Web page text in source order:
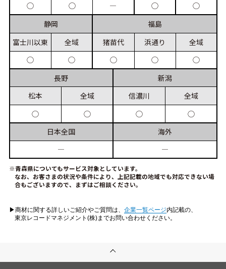
◯
◯
―
◯
◯
静岡
富士川以東
◯
全域
◯
福島
猪苗代
◯
浜通り
◯
全域
◯
長野
松本
◯
全域
◯
新潟
信濃川
◯
全域
◯
日本全国
―
海外
―
※青森県についてもサービス対象としています。
なお、お客さまの状況や条件により、上記記載の地域でも対応できない場
合もございますので、まずはご相談ください。
▶︎商材に関する詳しいご紹介やご質問は、 企業一覧ページ内記載の、
東京レコードマネジメント(株)までお問い合わせください。